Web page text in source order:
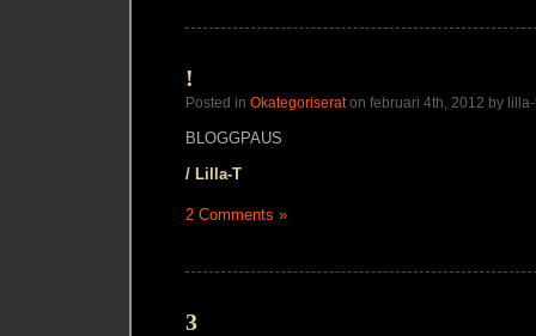
!
Posted in Okategoriseraton februari 4th, 2012 by
BLOGGPAUS
/ Lilla-T
2 Comments »
3